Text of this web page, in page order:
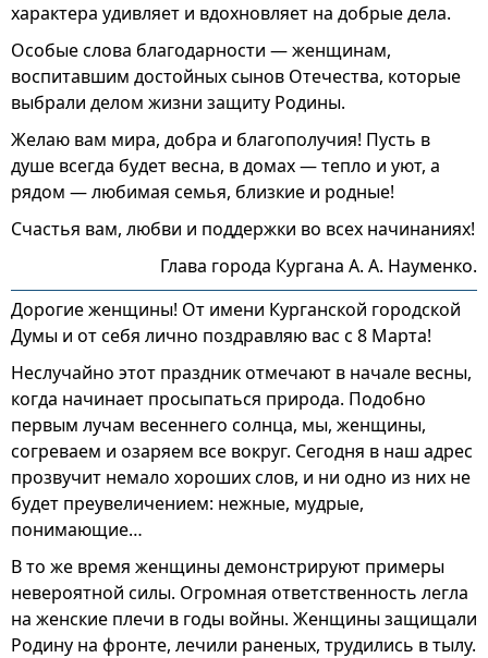
характера удивляет и вдохновляет на добрые дела.
Особые слова благодарности — женщинам,
воспитавшим достойных сынов Отечества, которые
выбрали делом жизни защиту Родины.
Желаю вам мира, добра и благополучия! Пусть в
душе всегда будет весна, в домах — тепло и уют, а
рядом — любимая семья, близкие и родные!
Счастья вам, любви и поддержки во всех начинаниях!
Глава города Кургана А. А. Науменко.
Дорогие женщины! От имени Курганской городской
Думы и от себя лично поздравляю вас с 8 Марта!
Неслучайно этот праздник отмечают в начале весны,
когда начинает просыпаться природа. Подобно
первым лучам весеннего солнца, мы, женщины,
согреваем и озаряем все вокруг. Сегодня в наш адрес
прозвучит немало хороших слов, и ни одно из них не
будет преувеличением: нежные, мудрые,
понимающие…
В то же время женщины демонстрируют примеры
невероятной силы. Огромная ответственность легла
на женские плечи в годы войны. Женщины защищали
Родину на фронте, лечили раненых, трудились в тылу.